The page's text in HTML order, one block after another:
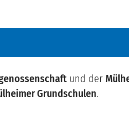
und der
Grundschulen.